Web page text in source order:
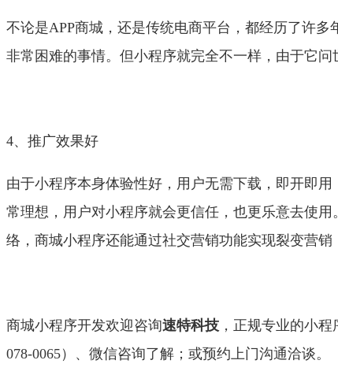
不论是APP商城，还是传统电商平台，都经历了许
非常困难的事情。但小程序就完全不一样，由于它
4、推广效果好
由于小程序本身体验性好，用户无需下载，即开即
常理想，用户对小程序就会更信任，也更乐意去使
络，商城小程序还能通过社交营销功能实现裂变营销
商城小程序开发欢迎咨询速特科技 ，正规专业的小
078-0065）、微信咨询了解；或预约上门沟通洽谈。